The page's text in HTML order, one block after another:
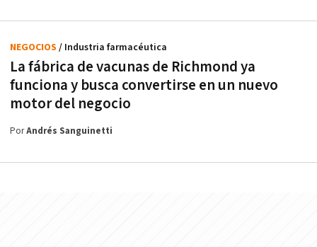
La fábrica de vacunas de Richmond ya
funciona y busca convertirse en un nuevo
motor del negocio
NEGOCIOS / Industria farmacéutica
PorAndrés Sanguinetti